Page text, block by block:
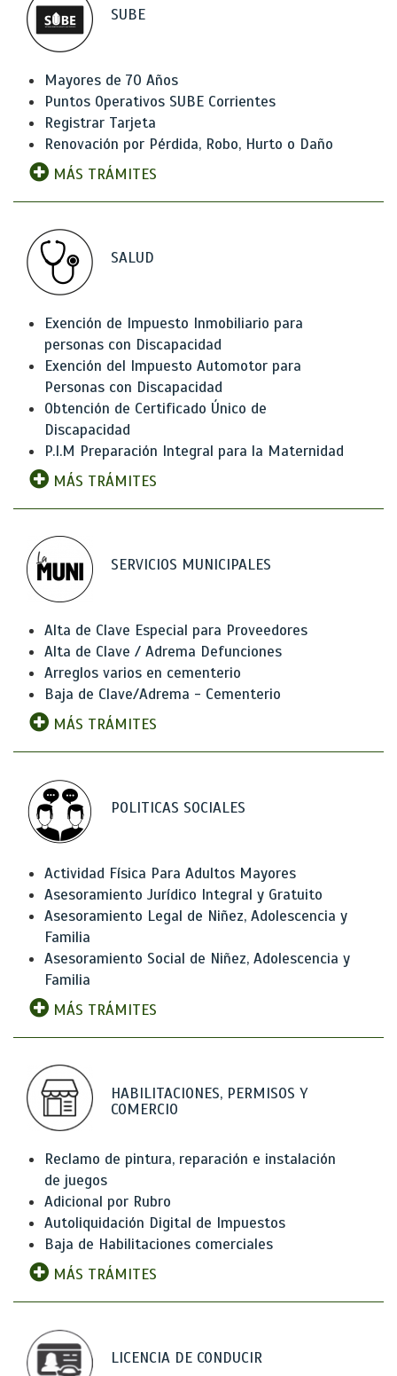
SUBE
Mayores de 70 Años
Puntos Operativos SUBE Corrientes
Registrar Tarjeta
Renovación por Pérdida, Robo, Hurto o Daño
MÁS TRÁMITES
SALUD
Exención de Impuesto Inmobiliario para
personas con Discapacidad
Exención del Impuesto Automotor para
Personas con Discapacidad
Obtención de Certificado Único de
Discapacidad
P.I.M Preparación Integral para la Maternidad
MÁS TRÁMITES
SERVICIOS MUNICIPALES
Alta de Clave Especial para Proveedores
Alta de Clave / Adrema Defunciones
Arreglos varios en cementerio
Baja de Clave/Adrema - Cementerio
MÁS TRÁMITES
POLITICAS SOCIALES
Actividad Física Para Adultos Mayores
Asesoramiento Jurídico Integral y Gratuito
Asesoramiento Legal de Niñez, Adolescencia y
Familia
Asesoramiento Social de Niñez, Adolescencia y
Familia
MÁS TRÁMITES
HABILITACIONES, PERMISOS Y
COMERCIO
Reclamo de pintura, reparación e instalación
de juegos
Adicional por Rubro
Autoliquidación Digital de Impuestos
Baja de Habilitaciones comerciales
MÁS TRÁMITES
LICENCIA DE CONDUCIR